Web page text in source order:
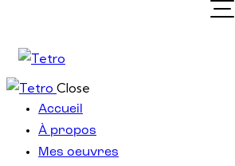
Close
Accueil
À propos
Mes oeuvres